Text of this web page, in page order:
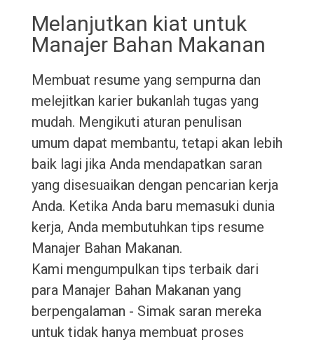
Melanjutkan kiat untuk
Manajer Bahan Makanan
Membuat resume yang sempurna dan
melejitkan karier bukanlah tugas yang
mudah. Mengikuti aturan penulisan
umum dapat membantu, tetapi akan lebih
baik lagi jika Anda mendapatkan saran
yang disesuaikan dengan pencarian kerja
Anda. Ketika Anda baru memasuki dunia
kerja, Anda membutuhkan tips resume
Manajer Bahan Makanan.
Kami mengumpulkan tips terbaik dari
para Manajer Bahan Makanan yang
berpengalaman - Simak saran mereka
untuk tidak hanya membuat proses